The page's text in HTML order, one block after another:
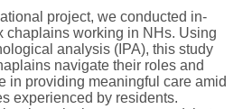
project, we conducted in-
chaplains working in NHs. Using
analysis (IPA), this study
navigate their roles and
in providing meaningful care amid
experienced by residents.